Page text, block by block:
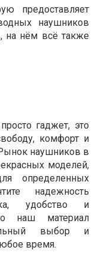
предоставляет
наушников
на нём всё также
гаджет, это
комфорт и
наушников в
моделей,
определенных
надежность
удобство и
наш материал
выбор и
время.